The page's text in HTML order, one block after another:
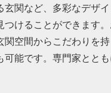
関など、多彩なデザ
けることができます
空間からこだわりを
能です。専門家とと